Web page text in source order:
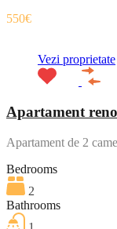
550€
Vezi proprietate
Apartament
Apartament de 2
Bedrooms
2
Bathrooms